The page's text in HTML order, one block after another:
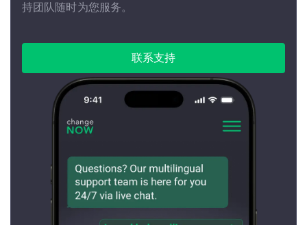
持团队随时为您服务。
联系支持